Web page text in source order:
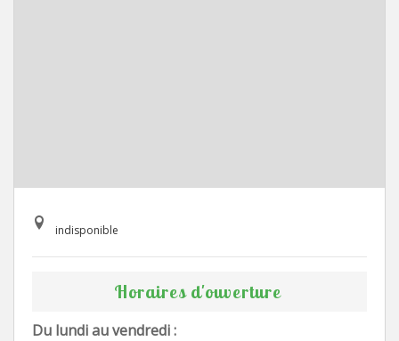
indisponible
Horaires d'ouverture
Du lundi au vendredi :